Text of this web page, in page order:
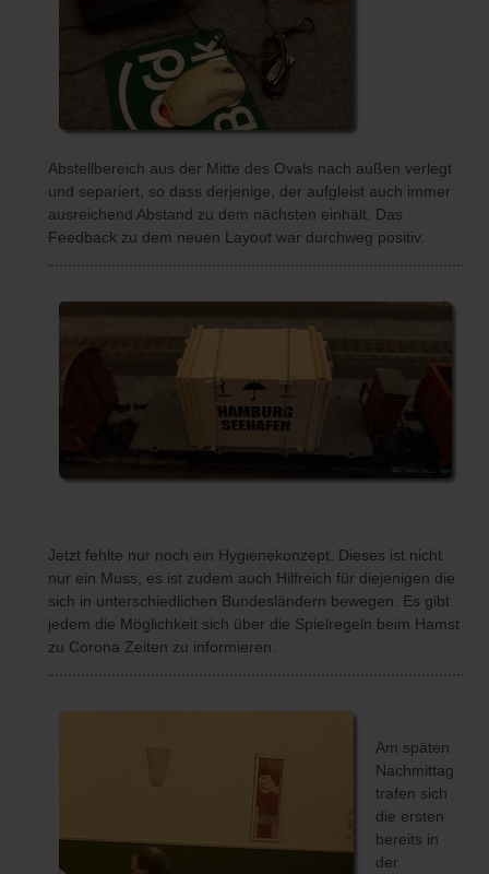
Abstellbereich aus der Mitte des Ovals nach außen verlegt
und separiert, so dass derjenige, der aufgleist auch immer
ausreichend Abstand zu dem nächsten einhält. Das
Feedback zu dem neuen Layout war durchweg positiv.
Jetzt fehlte nur noch ein Hygienekonzept. Dieses ist nicht
nur ein Muss, es ist zudem auch Hilfreich für diejenigen die
sich in unterschiedlichen Bundesländern bewegen. Es gibt
jedem die Möglichkeit sich über die Spielregeln beim Hamst
zu Corona Zeiten zu informieren.
Am späten
Nachmittag
trafen sich
die ersten
bereits in
der